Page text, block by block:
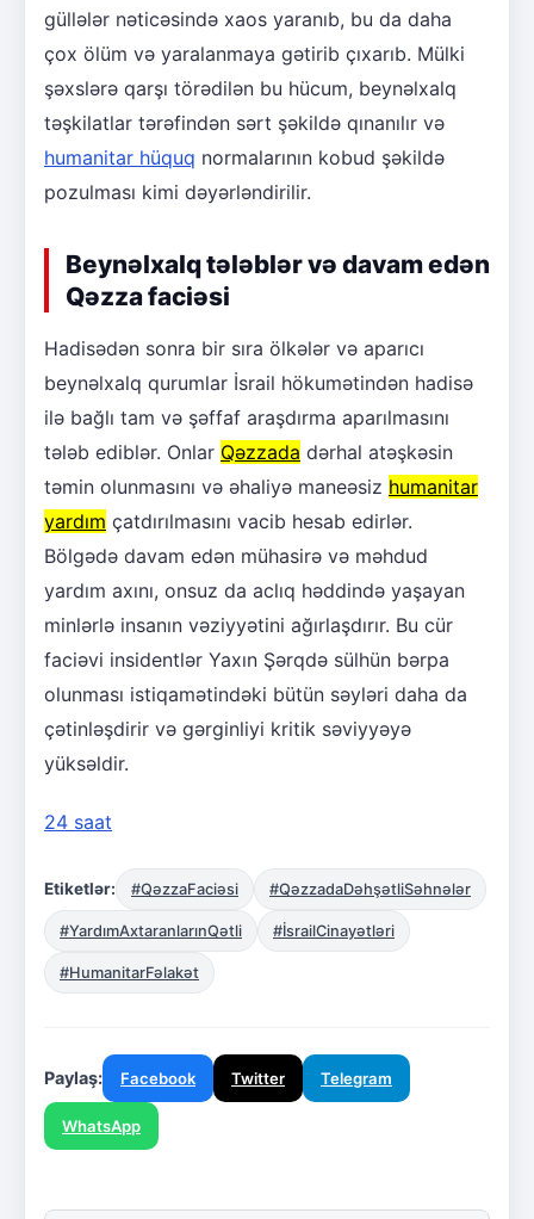
güllələr nəticəsində xaos yaranıb, bu da daha
çox ölüm və yaralanmaya gətirib çıxarıb. Mülki
şəxslərə qarşı törədilən bu hücum, beynəlxalq
təşkilatlar tərəfindən sərt şəkildə qınanılır və
humanitar hüquq normalarının kobud şəkildə
pozulması kimi dəyərləndirilir.
Beynəlxalq tələblər və davam edən
Qəzza faciəsi
Hadisədən sonra bir sıra ölkələr və aparıcı
beynəlxalq qurumlar İsrail hökumətindən hadisə
ilə bağlı tam və şəffaf araşdırma aparılmasını
tələb ediblər. Onlar Qəzzada dərhal atəşkəsin
təmin olunmasını və əhaliyə maneəsiz humanitar
yardım çatdırılmasını vacib hesab edirlər.
Bölgədə davam edən mühasirə və məhdud
yardım axını, onsuz da aclıq həddində yaşayan
minlərlə insanın vəziyyətini ağırlaşdırır. Bu cür
faciəvi insidentlər Yaxın Şərqdə sülhün bərpa
olunması istiqamətindəki bütün səyləri daha da
çətinləşdirir və gərginliyi kritik səviyyəyə
yüksəldir.
24 saat
Etiketlər: #QəzzaFaciəsi #QəzzadaDəhşətliSəhnələr
#YardımAxtaranlarınQətli #İsrailCinayətləri
#HumanitarFəlakət
Paylaş: Facebook Twitter Telegram
WhatsApp